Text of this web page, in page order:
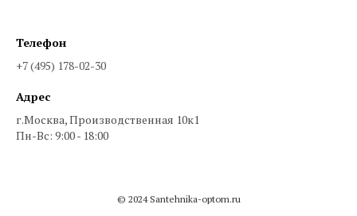
Телефон
+7 (495) 178-02-30
Адрес
г.Москва, Производственная 10к1
Пн-Вс: 9:00 - 18:00
© 2024 Santehnika-optom.ru